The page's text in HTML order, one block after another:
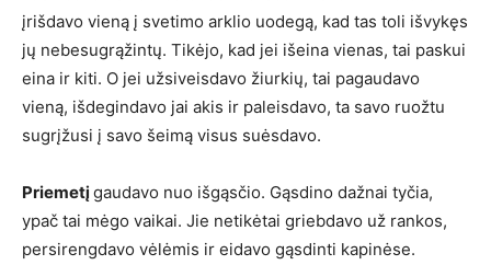
įrišdavo vieną į svetimo arklio uodegą, kad tas toli išvykęs
jų nebesugrąžintų. Tikėjo, kad jei išeina vienas, tai paskui
eina ir kiti. O jei užsiveisdavo žiurkių, tai pagaudavo
vieną, išdegindavo jai akis ir paleisdavo, ta savo ruožtu
sugrįžusi į savo šeimą visus suėsdavo.
Priemetį gaudavo nuo išgąsčio. Gąsdino dažnai tyčia,
ypač tai mėgo vaikai. Jie netikėtai griebdavo už rankos,
persirengdavo vėlėmis ir eidavo gąsdinti kapinėse.